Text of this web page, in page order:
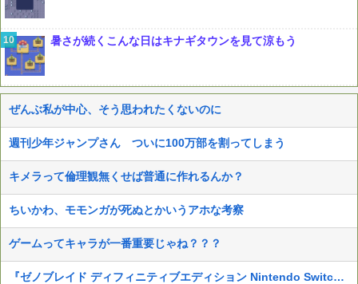
暑さが続くこんな日はキナギタウンを見て涼もう
ぜんぶ私が中心、そう思われたくないのに
週刊少年ジャンプさん ついに100万部を割ってしまう
キメラって倫理観無くせば普通に作れるんか？
ちいかわ、モモンガが死ぬとかいうアホな考察
ゲームってキャラが一番重要じゃね？？？
『ゼノブレイド ディフィニティブエディション Nintendo Switch 2 Edition』3,713 本